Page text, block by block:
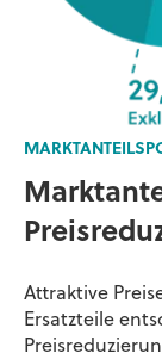
Attraktive
Ersatzteile